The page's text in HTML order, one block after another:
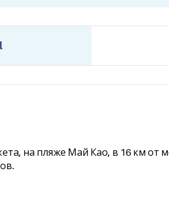
на пляже Май Као, в 16 км